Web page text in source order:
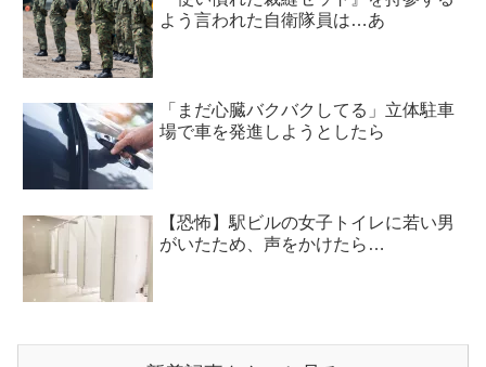
よう言われた自衛隊員は…あ
「まだ心臓バクバクしてる」立体駐車
場で車を発進しようとしたら
【恐怖】駅ビルの女子トイレに若い男
がいたため、声をかけたら…